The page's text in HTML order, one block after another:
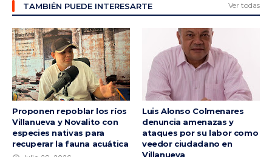
TAMBIÉN PUEDE INTERESARTE Ver todas
Proponen repoblar los ríos
Villanueva y Novalito con
especies nativas para
recuperar la fauna acuática
Luis Alonso Colmenares
denuncia amenazas y
ataques por su labor como
veedor ciudadano en
Villanueva